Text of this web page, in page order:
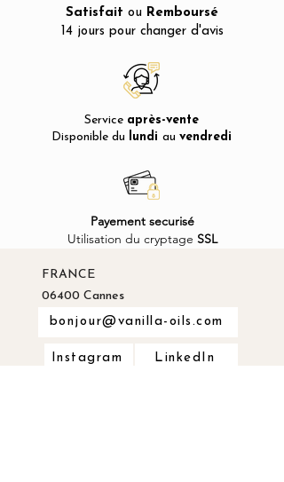
Satisfait ou Remboursé
14 jours pour changer d'avis
Service après-vente
Disponible du
lundi au vendredi
Payement securisé
Utilisation du cryptage SSL
FRANCE
06400 Cannes
bonjour@vanilla-oils.com
Instagram LinkedIn